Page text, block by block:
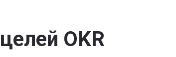
OKR